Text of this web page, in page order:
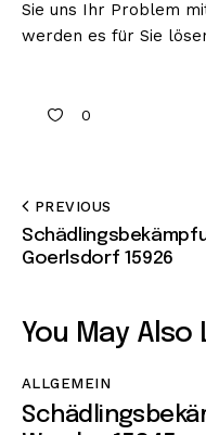
Sie uns Ihr Problem
werden es für Sie
0
PREVIOUS
Goerlsdorf 15926
You May Also
ALLGEMEIN